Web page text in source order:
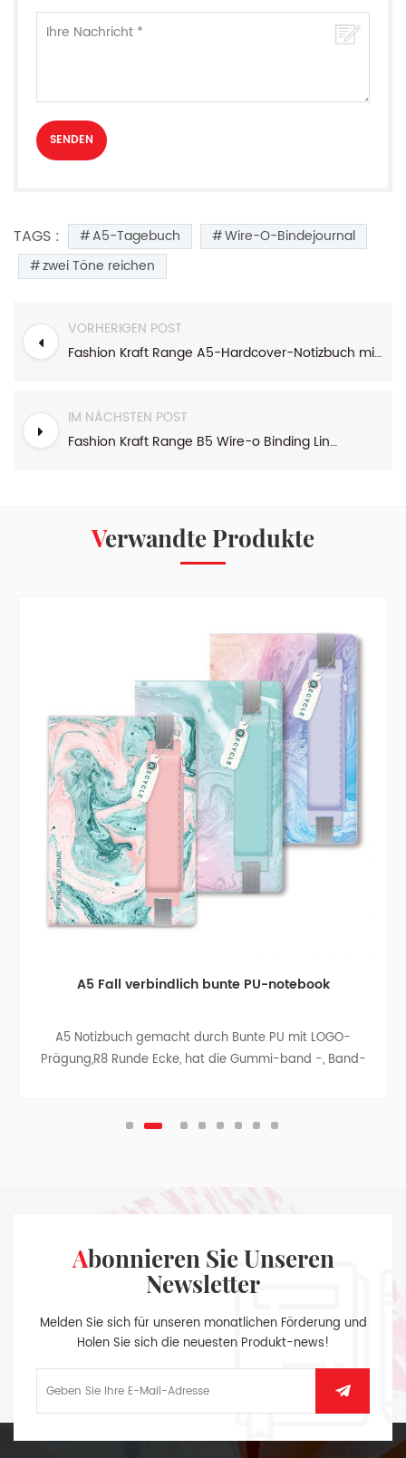
TAGS : A5-Tagebuch
Wire-O-Bindejournal
zwei Töne reichen
VORHERIGEN POST
Fashion Kraft Range A5-Hardcover-Notizbuch mit Kartonbindung
IM NÄCHSTEN POST
Fashion Kraft Range B5 Wire-o Binding Liniertes Journal
Verwandte Produkte
A5 Fall verbindlich bunte PU-notebook
A5 Notizbuch gemacht durch Bunte PU mit LOGO-
Prägung,R8 Runde Ecke, hat die Gummi-band -, Band-
Anhänger.
Abonnieren Sie Unseren
Newsletter
Melden Sie sich für unseren monatlichen Förderung und
Holen Sie sich die neuesten Produkt-news!